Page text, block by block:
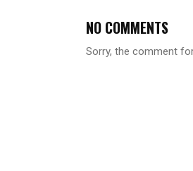
NO COMMENTS
Sorry, the comment